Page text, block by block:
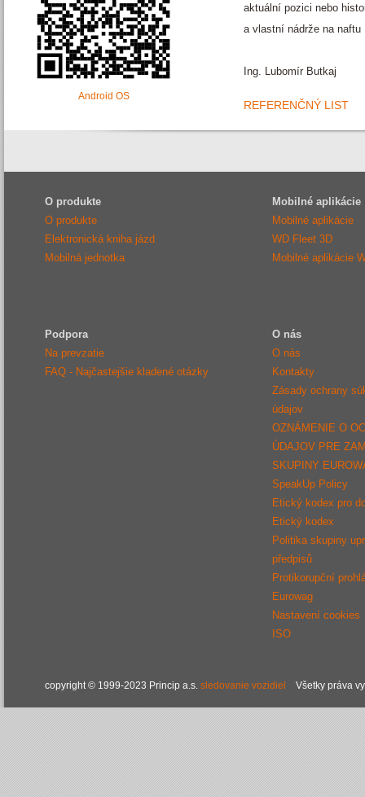
Android OS
aktuální pozici nebo
a vlastní nádrže na naftu
Ing. Lubomír Butkaj
REFERENČNÝ LIST
O produkte
O produkte
Elektronická kniha jázd
Mobilná jednotka
Mobilné aplikácie
Mobilné aplikácie
WD Fleet 3D
Mobilné aplikácie
Podpora
Na prevzatie
FAQ - Najčastejšie kladené otázky
O nás
O nás
Kontakty
Zásady ochrany
údajov
OZNÁMENIE O
ÚDAJOV PRE
SKUPINY
SpeakUp Policy
Etický kodex pro
Etický kodex
Politika skupiny
předpisů
Protikorupční
Eurowag
Nastavení cookies
ISO
copyright © 1999-2023 Princip a.s. sledovanie vozidiel Všetky práva